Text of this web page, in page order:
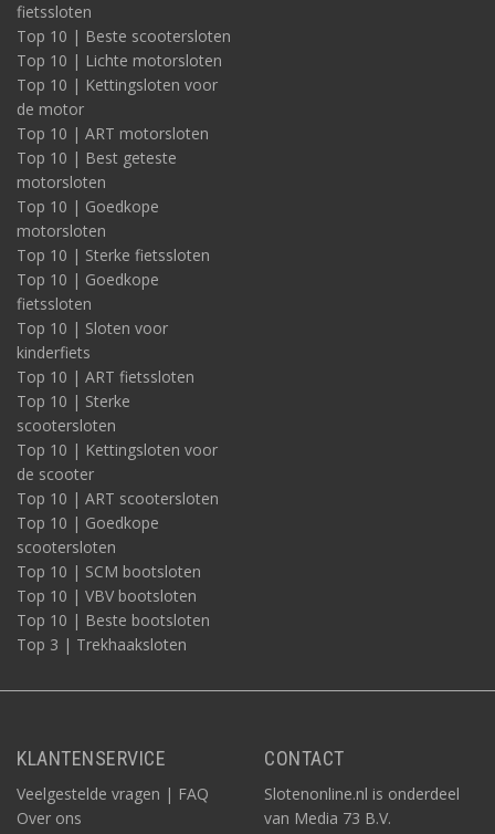
fietssloten
Top 10 | Beste scootersloten
Top 10 | Lichte motorsloten
Top 10 | Kettingsloten voor
de motor
Top 10 | ART motorsloten
Top 10 | Best geteste
motorsloten
Top 10 | Goedkope
motorsloten
Top 10 | Sterke fietssloten
Top 10 | Goedkope
fietssloten
Top 10 | Sloten voor
kinderfiets
Top 10 | ART fietssloten
Top 10 | Sterke
scootersloten
Top 10 | Kettingsloten voor
de scooter
Top 10 | ART scootersloten
Top 10 | Goedkope
scootersloten
Top 10 | SCM bootsloten
Top 10 | VBV bootsloten
Top 10 | Beste bootsloten
Top 3 | Trekhaaksloten
KLANTENSERVICE
Veelgestelde vragen | FAQ
Over ons
CONTACT
Slotenonline.nl is onderdeel
van Media 73 B.V.